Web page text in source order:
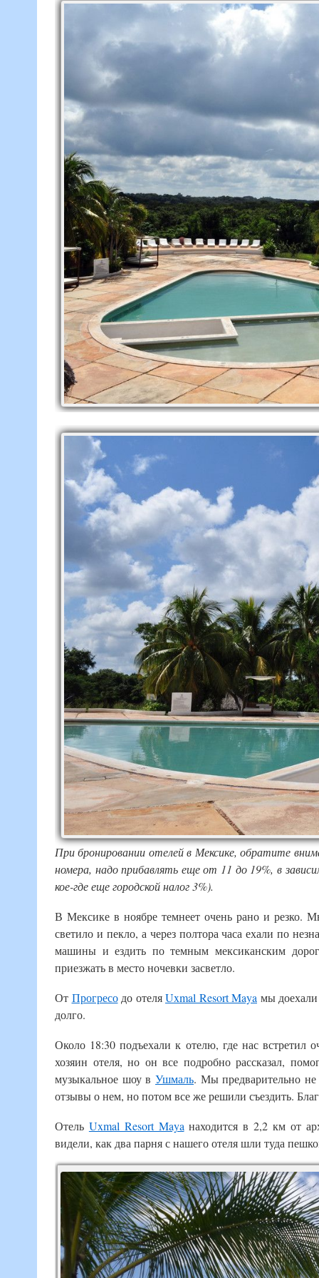
При бронировании отелей в Мексике, обратите
номера, надо прибавлять еще от 11 до 19%, в
кое-где еще городской налог 3%).
В Мексике в ноябре темнеет очень рано и резко.
светило и пекло, а через полтора часа ехали по
машины и ездить по темным мексиканским
приезжать в место ночевки засветло.
От Прогресодо отеляUxmal Resort Maya мы доехали
долго.
Около 18:30 подъехали к отелю, где нас
хозяин отеля, но он все подробно рассказал,
музыкальное шоу в Ушмаль. Мы предварительно не
отзывы о нем, но потом все же решили съездить.
Отель Uxmal Resort Mayaнаходится в 2,2 км от
видели, как два парня с нашего отеля шли туда